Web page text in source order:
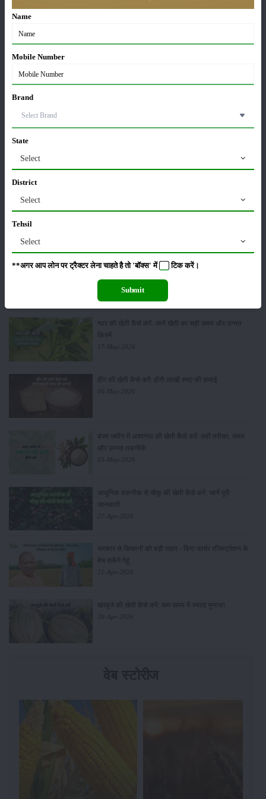
कृषि यंत्र समाचार
करेले की खेती कैसे करें: होगी लाखों रुपए की कमाई
सीताफल की खेती कैसे करें: होगी लाखों रुपए की कमाई
21-May-2026
ग्वार की खेती कैसे करें: जानें खेती का सही समय और उन्नत
किस्में
17-May-2026
हींग की खेती कैसे करें: होंगी लाखों रुपए की कमाई
06-May-2026
बंजर जमीन में अश्वगंधा की खेती कैसे करें: सही तरीका, समय
और उन्नत तकनीकें
03-May-2026
आधुनिक तकनीक से चीकू की खेती कैसे करें: जानें पूरी
जानकारी
27-Apr-2026
सरकार से किसानों को बड़ी राहत - बिना फार्मर रजिस्ट्रेशन के
बेच सकेंगे गेहूं
21-Apr-2026
खरबूजे की खेती कैसे करें: कम समय में ज्यादा मुनाफा
20-Apr-2026
Name
Mobile Number
Brand
State
Select
District
Select
Tehsil
Select
**अगर आप लोन पर ट्रैक्टर लेना चाहते है तो 'बॉक्स' में टिककरें।
Submit